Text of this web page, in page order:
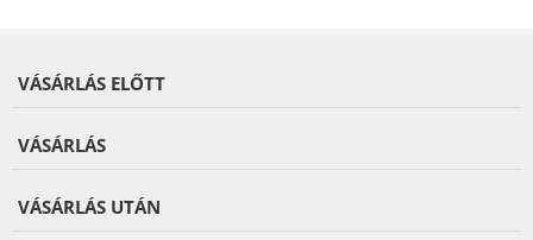
VÁSÁRLÁS ELŐTT
VÁSÁRLÁS
VÁSÁRLÁS UTÁN